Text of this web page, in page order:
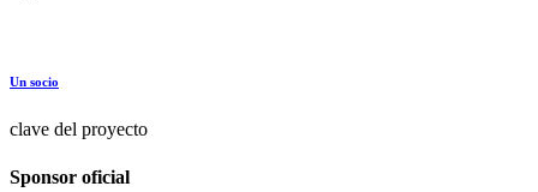
Un socio
clave del proyecto
Sponsor oficial